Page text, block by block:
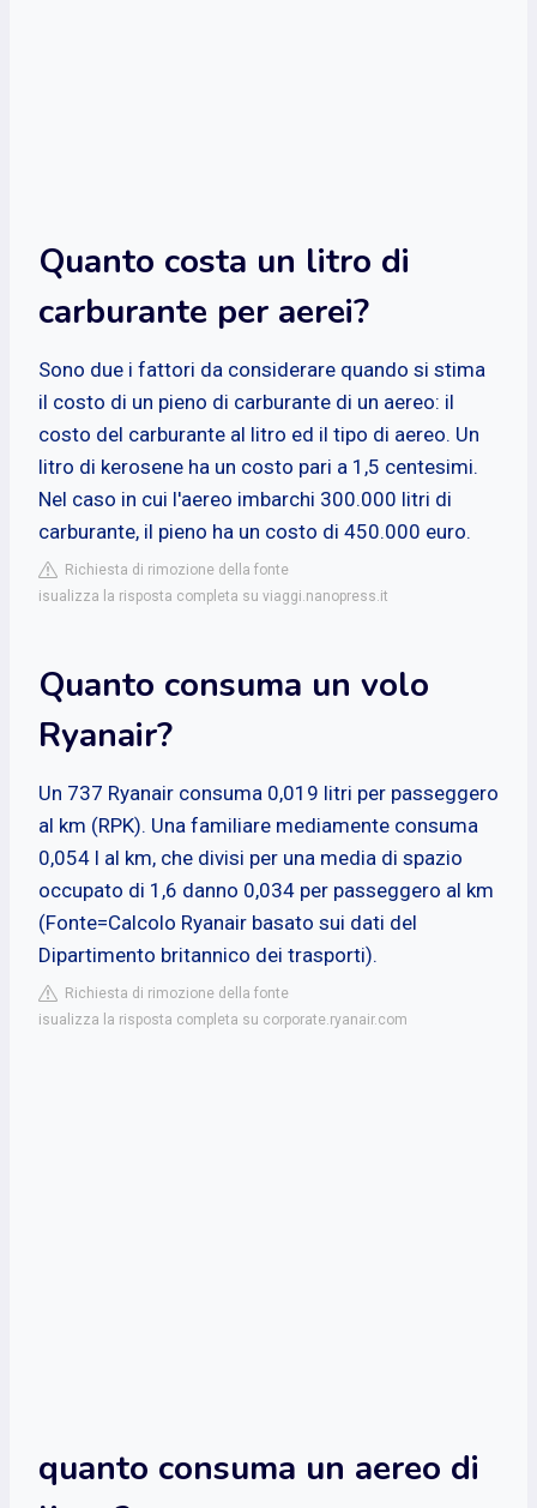
Quanto costa un litro di
carburante per aerei?
Sono due i fattori da considerare quando si stima
il costo di un pieno di carburante di un aereo: il
costo del carburante al litro ed il tipo di aereo. Un
litro di kerosene ha un costo pari a 1,5 centesimi.
Nel caso in cui l'aereo imbarchi 300.000 litri di
carburante, il pieno ha un costo di 450.000 euro.
Richiesta di rimozione della fonte
isualizza la risposta completa su viaggi.nanopress.it
Quanto consuma un volo
Ryanair?
Un 737 Ryanair consuma 0,019 litri per passeggero
al km (RPK). Una familiare mediamente consuma
0,054 l al km, che divisi per una media di spazio
occupato di 1,6 danno 0,034 per passeggero al km
(Fonte=Calcolo Ryanair basato sui dati del
Dipartimento britannico dei trasporti).
Richiesta di rimozione della fonte
isualizza la risposta completa su corporate.ryanair.com
quanto consuma un aereo di